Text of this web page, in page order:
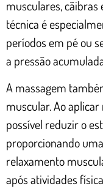
musculares, cãibras
técnica é
períodos em pé ou
a pressão
A massagem
muscular. Ao
possível reduzir o
proporcionando
relaxamento
após atividades